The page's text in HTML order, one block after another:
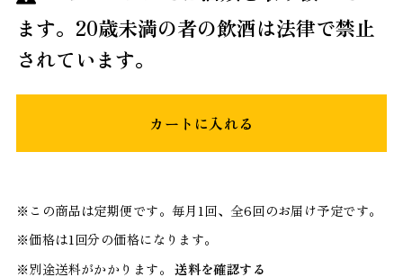
ます。20歳未満の者の飲酒は法律で禁止
されています。
カートに入れる
※この商品は定期便です。毎月1回、全6回のお届け予定です。
※価格は1回分の価格になります。
※別途送料がかかります。 送料を確認する